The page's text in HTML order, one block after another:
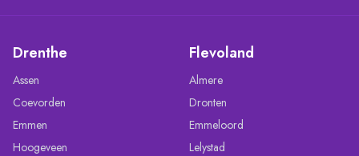
Drenthe
Assen
Coevorden
Emmen
Hoogeveen
Flevoland
Almere
Dronten
Emmeloord
Lelystad